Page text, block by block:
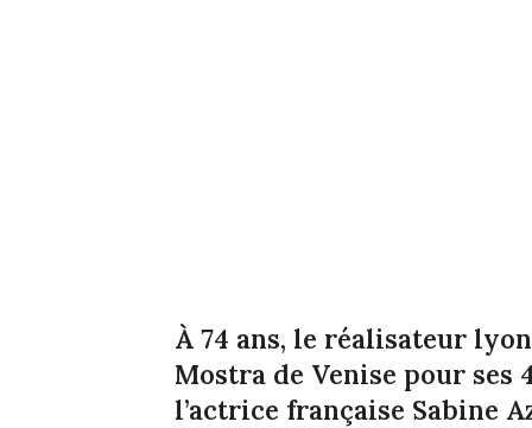
À 74 ans, le réalisateur
Mostra de Venise pour
l’actrice française Sabine